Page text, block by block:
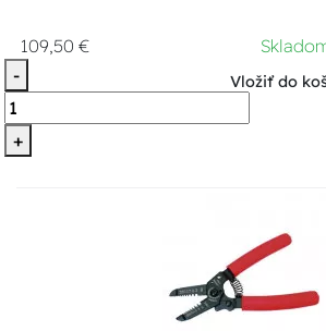
109,50 €
-
+
Vložiť do